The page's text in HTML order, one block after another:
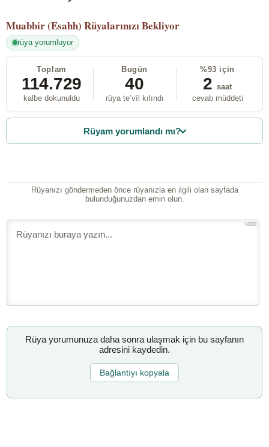
Muabbir (Esahh) Rüyalarınızı Bekliyor
rüya yorumluyor
Toplam
114.729
kalbe dokunuldu
Bugün
40
rüya te’vîl kılındı
%93 için
2 saat
cevab müddeti
Rüyam yorumlandı mı?
Rüyanızı göndermeden önce rüyanızla en ilgili olan sayfada
bulunduğunuzdan emin olun.
1000
Rüya yorumunuza daha sonra ulaşmak için bu sayfanın
adresini kaydedin.
Bağlantıyı kopyala